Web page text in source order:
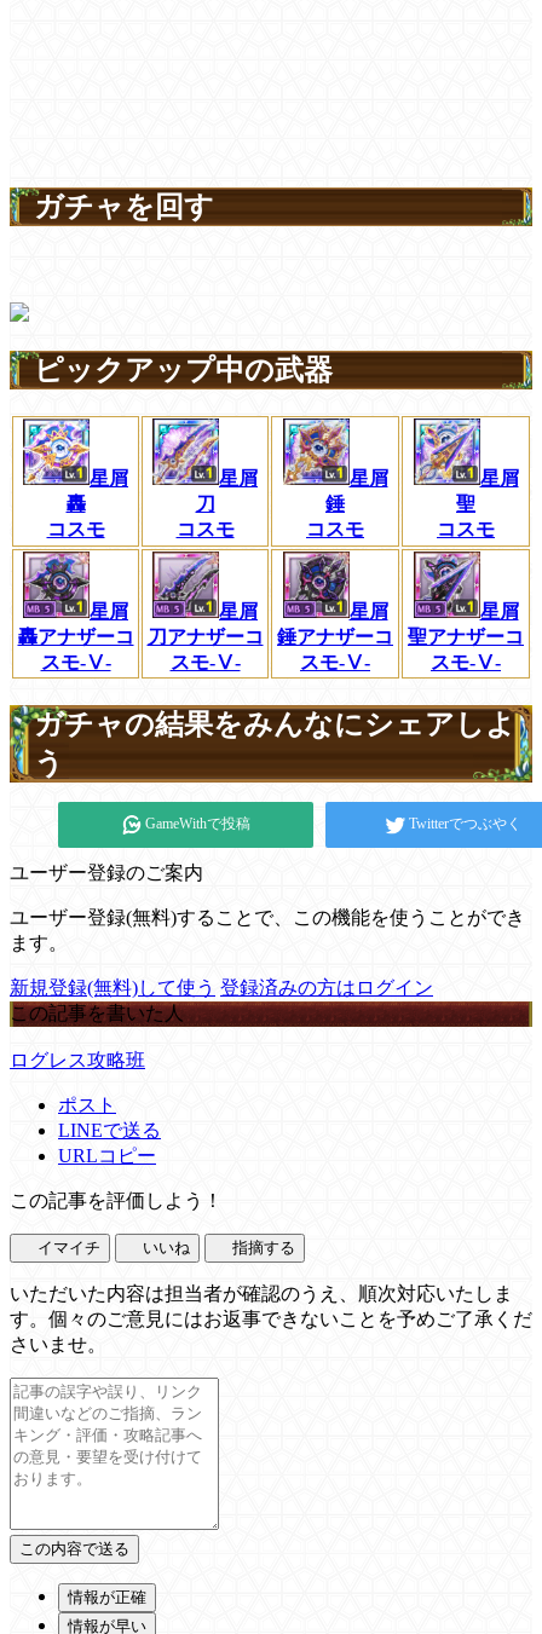
ガチャを回す
ピックアップ中の武器
星屑
轟
コスモ
星屑
刀
コスモ
星屑
錘
コスモ
星屑
聖
コスモ
星屑
轟アナザーコ
スモ-Ⅴ-
星屑
刀アナザーコ
スモ-Ⅴ-
星屑
錘アナザーコ
スモ-Ⅴ-
星屑
聖アナザーコ
スモ-Ⅴ-
ガチャの結果をみんなにシェアしよ
う
GameWithで投稿 Twitterでつぶやく
ユーザー登録のご案内
ユーザー登録(無料)することで、この機能を使うことができ
ます。
新規登録(無料)して使う 登録済みの方はログイン
この記事を書いた人
ログレス攻略班
ポスト
LINEで送る
URLコピー
この記事を評価しよう！
イマイチ いいね 指摘する
いただいた内容は担当者が確認のうえ、順次対応いたしま
す。個々のご意見にはお返事できないことを予めご了承くだ
さいませ。
情報が正確
情報が早い